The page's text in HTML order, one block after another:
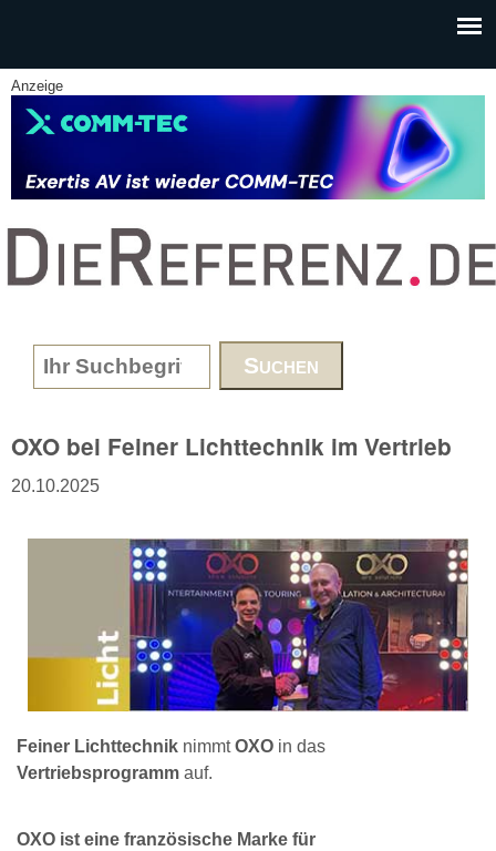
Anzeige
www.DieReferenz.de
Search form
OXO bei Feiner Lichttechnik im Vertrieb
20.10.2025
Feiner Lichttechnik nimmtOXO in das
Vertriebsprogramm auf.
OXO ist eine französische Marke für